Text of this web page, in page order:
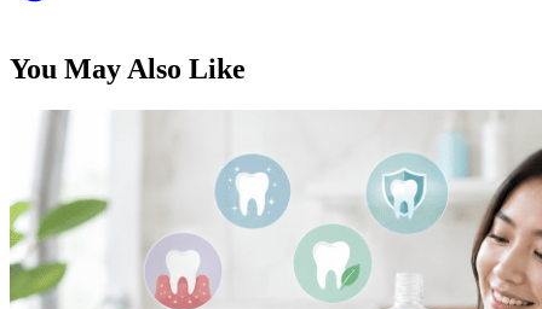
You May Also Like